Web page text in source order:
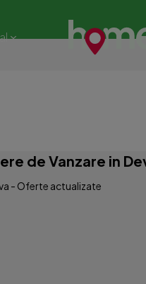
de Vanzare in
- Oferte actualizate